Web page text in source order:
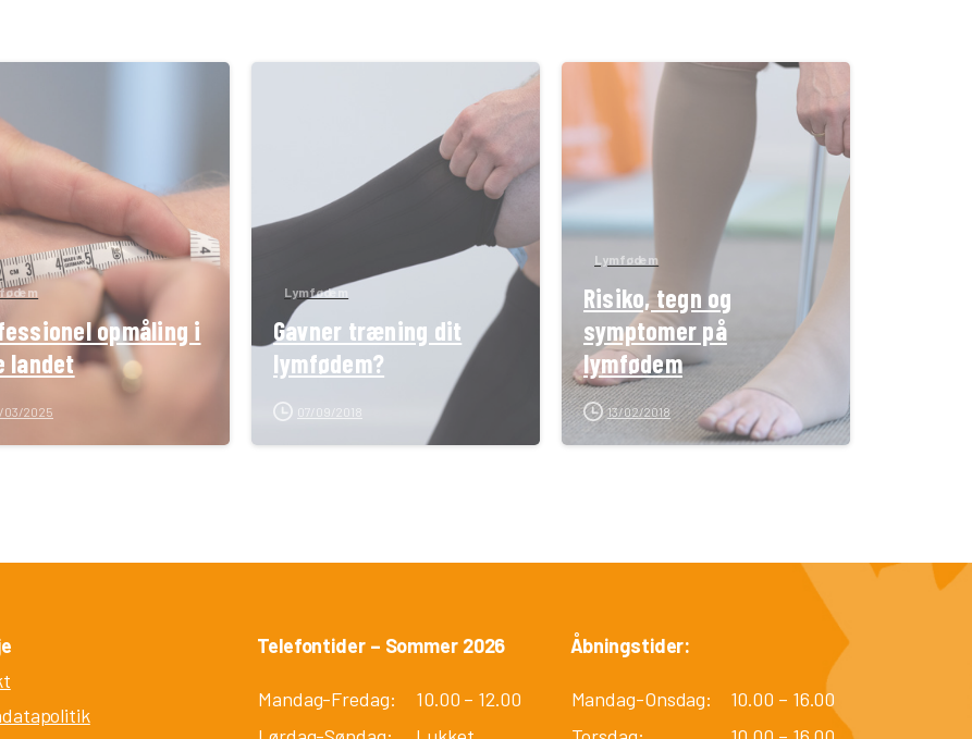
opmåling i
landet
03/2025
Lymfødem
Gavner træning dit
lymfødem?
07/09/2018
Lymfødem
Risiko, tegn og
symptomer på
lymfødem
13/02/2018
Telefontider – Sommer 2026
Mandag-Fredag:
10.00 – 12.00
Åbningstider:
Mandag-Onsdag:
10.00 – 16.00